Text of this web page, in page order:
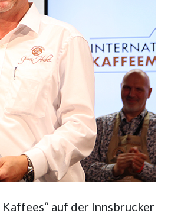
auf der Innsbrucker